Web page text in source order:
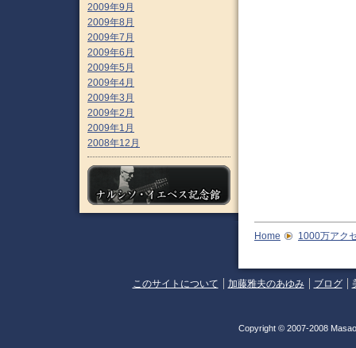
2009年9月
2009年8月
2009年7月
2009年6月
2009年5月
2009年4月
2009年3月
2009年2月
2009年1月
2008年12月
Home 1000万アク
このサイトについて 加藤雅夫のあゆみ ブログ
Copyright © 2007-2008